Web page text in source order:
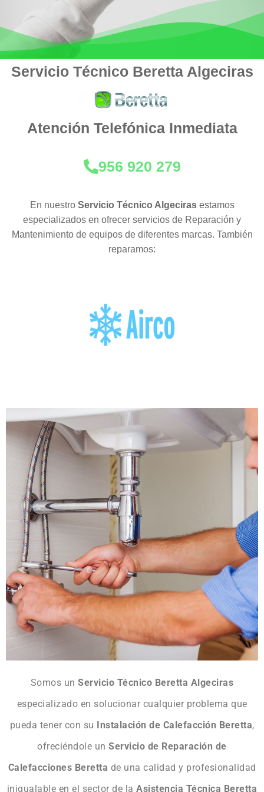
Servicio Técnico Beretta Algeciras
Atención Telefónica Inmediata
956 920 279
En nuestro Servicio Técnico Algecirasestamos
especializados en ofrecer servicios de Reparación y
Mantenimiento de equipos de diferentes marcas. También
reparamos:
Somos unServicio Técnico Beretta Algeciras
especializado en solucionar cualquier problema que
pueda tener con su Instalación de Calefacción Beretta,
ofreciéndole unServicio de Reparación de
Calefacciones Beretta de una calidad y profesionalidad
inigualable en el sector de laAsistencia Técnica Beretta